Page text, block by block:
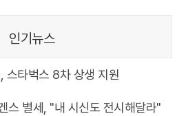
인기뉴스
스타벅스 8차 상생 지원
스 별세, "내 시신도 전시해달라"